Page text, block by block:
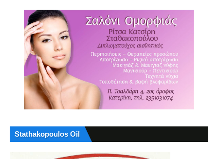
Stathakopoulos Oil